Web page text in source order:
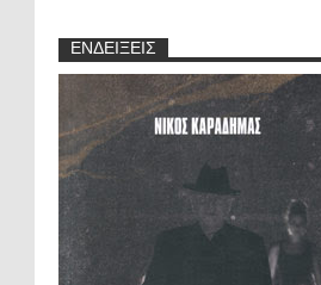
ΕΝΔΕΙΞΕΙΣ